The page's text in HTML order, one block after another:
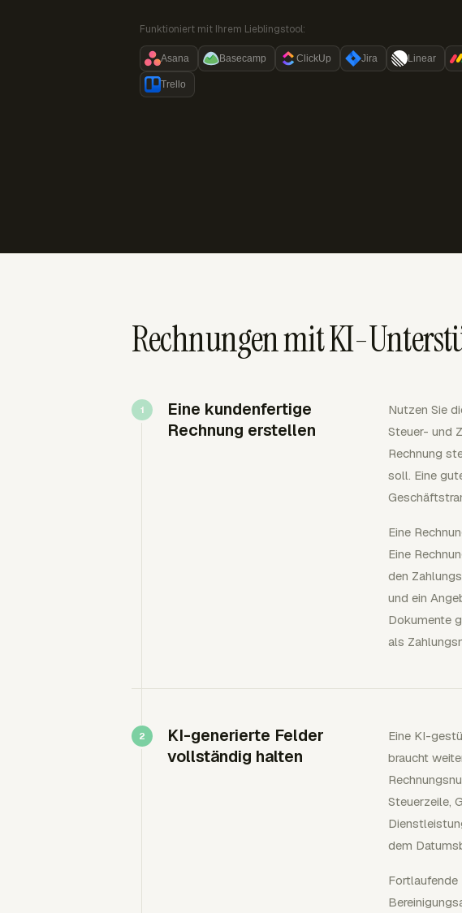
Funktioniert mit Ihrem Lieblingstool:
Asana Basecamp ClickUp Jira Linear
Trello
Rechnungen mit KI-
Eine kundenfertige
Rechnung erstellen
Nutzen Sie
Steuer- und
Rechnung
soll. Eine
Eine
Eine
den
und ein
Dokumente
als
KI-generierte Felder
vollständig halten
Eine KI-
braucht
Steuerzeile,
dem
Fortlaufende